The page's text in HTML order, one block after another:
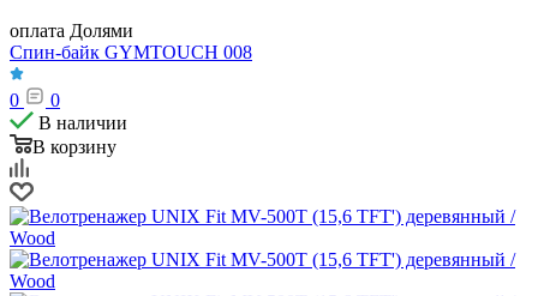
оплата Долями
Спин-байк GYMTOUCH 008
0
0
В наличии
В корзину